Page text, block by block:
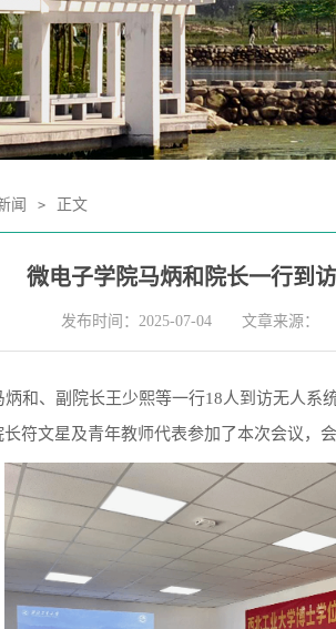
闻 > 正文
微电子学院马炳和院长一行到
发布时间：2025-07-04 文章来源：
和、副院长王少熙等一行18人到访无人
符文星及青年教师代表参加了本次会议，